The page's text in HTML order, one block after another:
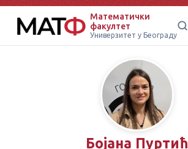
Математички
факултет
Универзитет у Београду
Бојана Пуртић